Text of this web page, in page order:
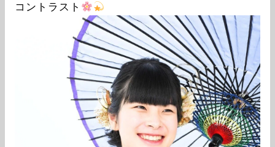
コントラスト